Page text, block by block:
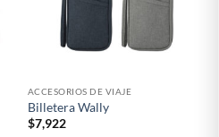
ACCESORIOS DE VIAJE
Billetera Wally
$7,922